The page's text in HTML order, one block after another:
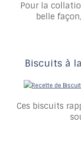
Pour la
belle
Biscuits à
Ces biscuits